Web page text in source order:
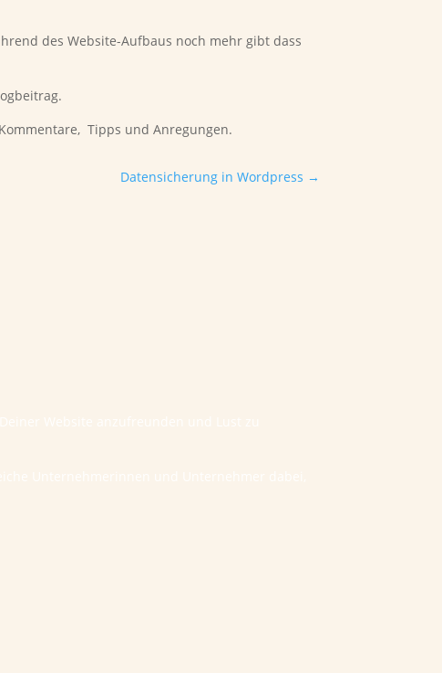
des Website-Aufbaus noch mehr gibt dass
Tipps und Anregungen.
Datensicherung in Wordpress →